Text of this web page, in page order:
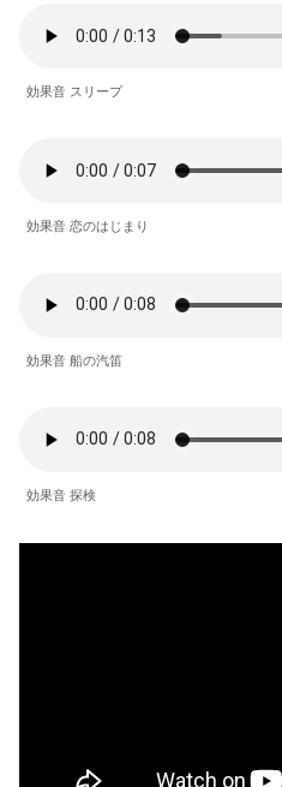
効果音 スリープ
効果音 恋のはじまり
効果音 船の汽笛
効果音 探検